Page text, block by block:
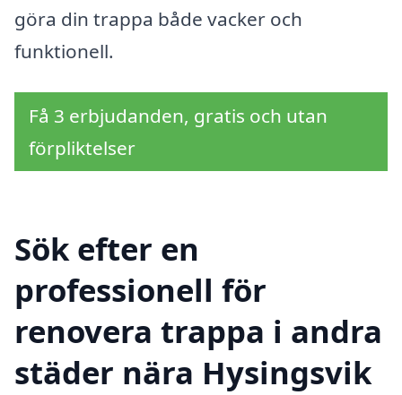
göra din trappa både vacker och
funktionell.
Få 3 erbjudanden, gratis och utan
förpliktelser
Sök efter en
professionell för
renovera trappa i andra
städer nära Hysingsvik